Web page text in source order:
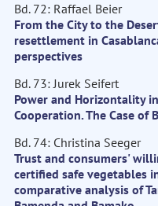
Bd. 72: Raffael Beier
From the City to the
resettlement in
perspectives
Bd. 73: Jurek Seifert
Power and Horizontality
Cooperation. The Case of
Bd. 74: Christina Seeger
Trust and consumers'
certified safe vegetables
comparative analysis of